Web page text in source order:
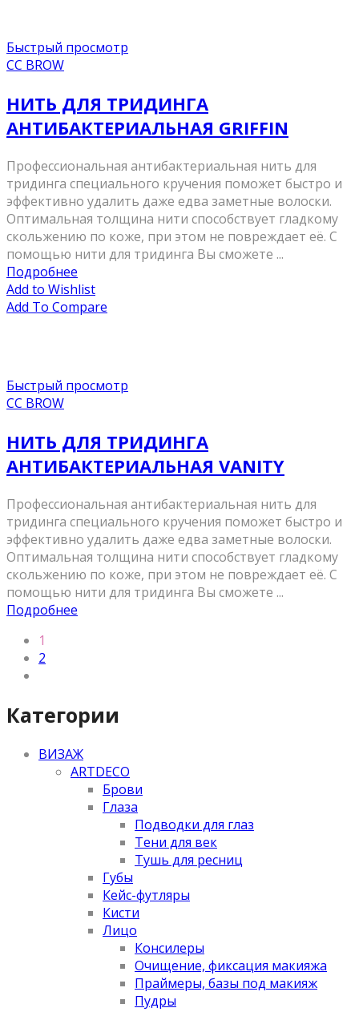
Быстрый просмотр
CC BROW
НИТЬ ДЛЯ ТРИДИНГА
АНТИБАКТЕРИАЛЬНАЯ GRIFFIN
Профессиональная антибактериальная нить для
тридинга специального кручения поможет быстро и
эффективно удалить даже едва заметные волоски.
Оптимальная толщина нити способствует гладкому
скольжению по коже, при этом не повреждает её. С
помощью нити для тридинга Вы сможете ...
Подробнее
Add to Wishlist
Add To Compare
Быстрый просмотр
CC BROW
НИТЬ ДЛЯ ТРИДИНГА
АНТИБАКТЕРИАЛЬНАЯ VANITY
Профессиональная антибактериальная нить для
тридинга специального кручения поможет быстро и
эффективно удалить даже едва заметные волоски.
Оптимальная толщина нити способствует гладкому
скольжению по коже, при этом не повреждает её. С
помощью нити для тридинга Вы сможете ...
Подробнее
1
2
Категории
ВИЗАЖ
ARTDECO
Брови
Глаза
Подводки для глаз
Тени для век
Тушь для ресниц
Губы
Кейс-футляры
Кисти
Лицо
Консилеры
Очищение, фиксация макияжа
Праймеры, базы под макияж
Пудры